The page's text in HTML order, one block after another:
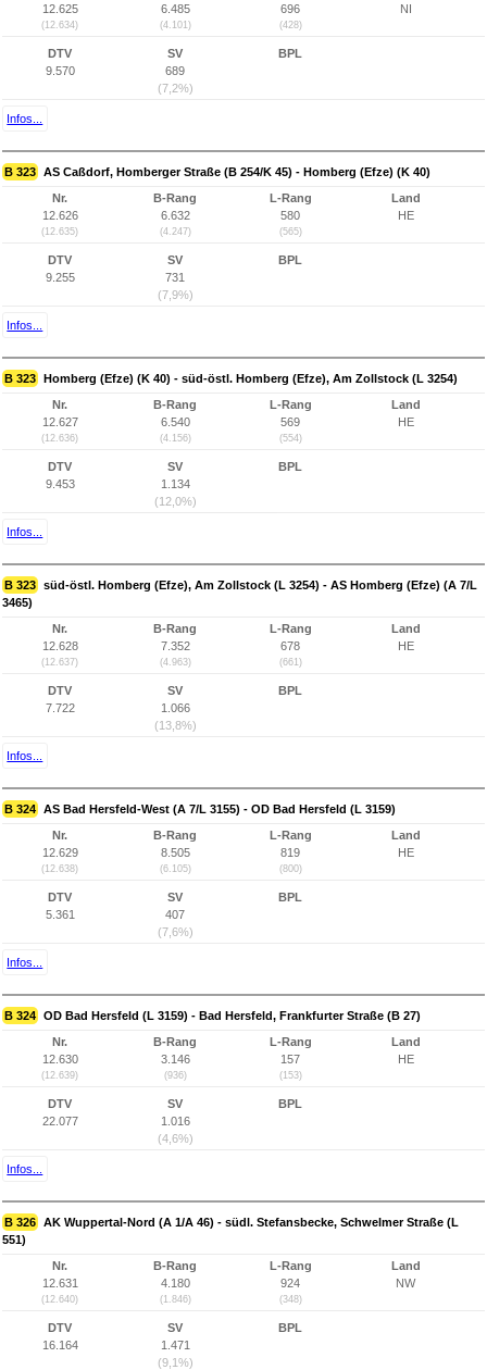
12.625
(12.634)
6.485
(4.101)
696
(428)
NI
DTV
9.570
SV
689
(7,2%)
BPL
Infos...
B 323 AS Caßdorf, Homberger Straße (B 254/K 45) - Homberg (Efze) (K 40)
Nr.
12.626
(12.635)
B-Rang
6.632
(4.247)
L-Rang
580
(565)
Land
HE
DTV
9.255
SV
731
(7,9%)
BPL
Infos...
B 323 Homberg (Efze) (K 40) - süd-östl. Homberg (Efze), Am Zollstock (L 3254)
Nr.
12.627
(12.636)
B-Rang
6.540
(4.156)
L-Rang
569
(554)
Land
HE
DTV
9.453
SV
1.134
(12,0%)
BPL
Infos...
B 323 süd-östl. Homberg (Efze), Am Zollstock (L 3254) - AS Homberg (Efze) (A 7/L
3465)
Nr.
12.628
(12.637)
B-Rang
7.352
(4.963)
L-Rang
678
(661)
Land
HE
DTV
7.722
SV
1.066
(13,8%)
BPL
Infos...
B 324 AS Bad Hersfeld-West (A 7/L 3155) - OD Bad Hersfeld (L 3159)
Nr.
12.629
(12.638)
B-Rang
8.505
(6.105)
L-Rang
819
(800)
Land
HE
DTV
5.361
SV
407
(7,6%)
BPL
Infos...
B 324 OD Bad Hersfeld (L 3159) - Bad Hersfeld, Frankfurter Straße (B 27)
Nr.
12.630
(12.639)
B-Rang
3.146
(936)
L-Rang
157
(153)
Land
HE
DTV
22.077
SV
1.016
(4,6%)
BPL
Infos...
B 326 AK Wuppertal-Nord (A 1/A 46) - südl. Stefansbecke, Schwelmer Straße (L
551)
Nr.
12.631
(12.640)
B-Rang
4.180
(1.846)
L-Rang
924
(348)
Land
NW
DTV
16.164
SV
1.471
(9,1%)
BPL